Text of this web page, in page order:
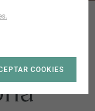
L' |COOKIES